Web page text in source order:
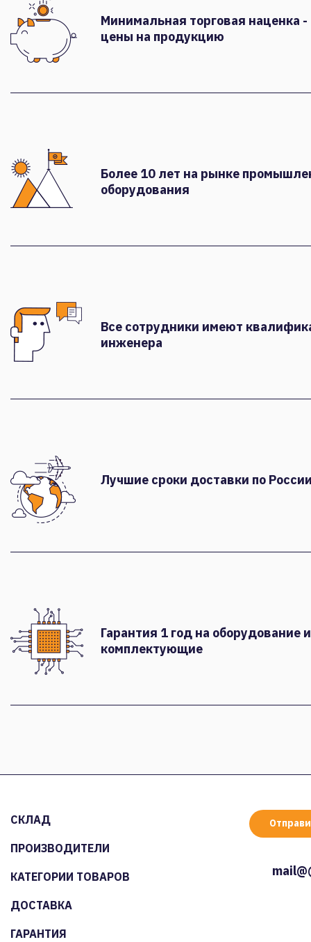
Минимальная торговая наценка
цены на продукцию
Более 10 лет на рынке
оборудования
Все сотрудники имеют
инженера
Лучшие сроки доставки по
Гарантия 1 год на оборудование и
комплектующие
СКЛАД
ПРОИЗВОДИТЕЛИ
КАТЕГОРИИ ТОВАРОВ
ДОСТАВКА
ГАРАНТИЯ